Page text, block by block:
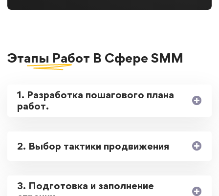
Этапы Работ В Сфере SMM
1. Разработка пошагового плана
работ.
2. Выбор тактики продвижения
3. Подготовка и заполнение